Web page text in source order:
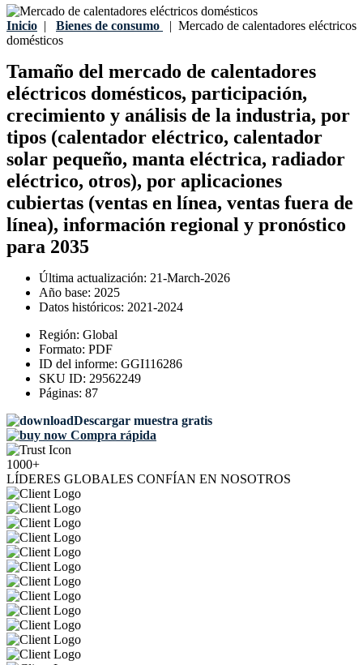
Inicio | Bienes de consumo | Mercado de calentadores eléctricos
domésticos
Tamaño del mercado de calentadores
eléctricos domésticos, participación,
crecimiento y análisis de la industria, por
tipos (calentador eléctrico, calentador
solar pequeño, manta eléctrica, radiador
eléctrico, otros), por aplicaciones
cubiertas (ventas en línea, ventas fuera de
línea), información regional y pronóstico
para 2035
Última actualización: 21-March-2026
Año base: 2025
Datos históricos: 2021-2024
Región: Global
Formato: PDF
ID del informe: GGI116286
SKU ID: 29562249
Páginas: 87
Descargar muestra gratis
Compra rápida
1000+
LÍDERES GLOBALES CONFÍAN EN NOSOTROS